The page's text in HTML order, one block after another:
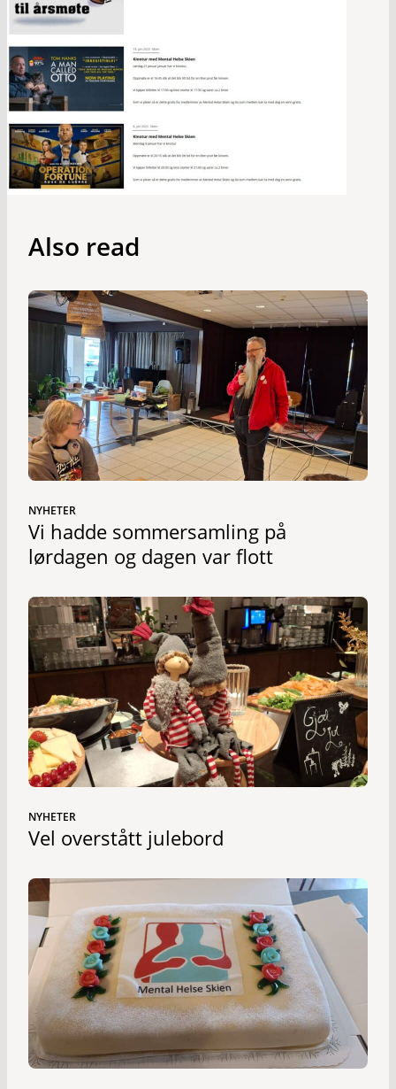
Also read
NYHETER
Vi hadde sommersamling på
lørdagen og dagen var flott
NYHETER
Vel overstått julebord